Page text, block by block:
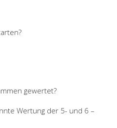
gewertet?
Wertung der 5- und 6 –